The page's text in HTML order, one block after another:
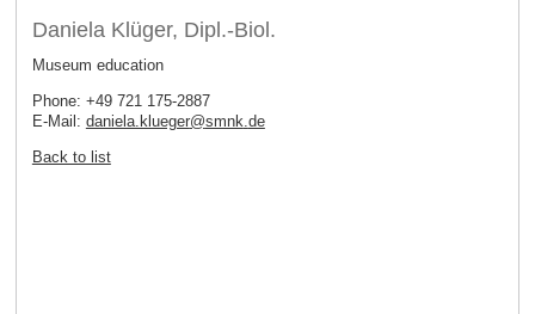
Daniela Klüger, Dipl.-Biol.
Museum education
Phone: +49 721 175-2887
E-Mail: daniela.klueger@smnk.de
Back to list